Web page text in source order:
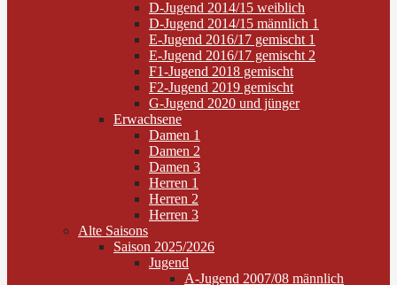
D-Jugend 2014/15 weiblich
D-Jugend 2014/15 männlich 1
E-Jugend 2016/17 gemischt 1
E-Jugend 2016/17 gemischt 2
F1-Jugend 2018 gemischt
F2-Jugend 2019 gemischt
G-Jugend 2020 und jünger
Erwachsene
Damen 1
Damen 2
Damen 3
Herren 1
Herren 2
Herren 3
Alte Saisons
Saison 2025/2026
Jugend
A-Jugend 2007/08 männlich